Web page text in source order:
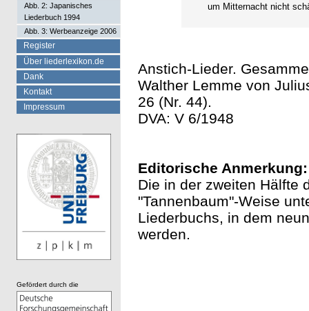
um Mitternacht nicht
Anstich-Lieder.
Walther Lemme von
26 (Nr. 44).
DVA: V 6/1948
Editorische Anmerkung:
Die in der zweiten Hälfte
"Tannenbaum"-Weise
Liederbuchs, in dem
werden.
Abb. 2: Japanisches
Liederbuch 1994
Abb. 3: Werbeanzeige 2006
Register
Über liederlexikon.de
Dank
Kontakt
Impressum
Gefördert durch die